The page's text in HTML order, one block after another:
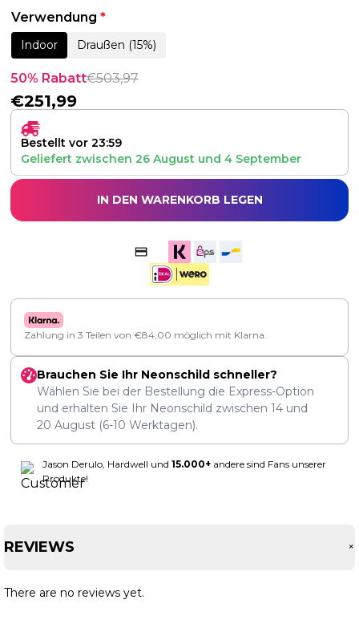
Verwendung *
Indoor Draußen (15%)
50% Rabatt€503,97
€251,99
Bestellt vor 23:59
Geliefert zwischen 26 August und 4 September
IN DEN WARENKORB LEGEN
Zahlung in 3 Teilen von €84,00 möglich mit Klarna.
Brauchen Sie Ihr Neonschild schneller?
Wählen Sie bei der Bestellung die Express-Option
und erhalten Sie Ihr Neonschild zwischen 14 und
20 August (6-10 Werktagen).
Jason Derulo, Hardwell und 15.000+ andere sind Fans unserer
Produkte!
REVIEWS +
There are no reviews yet.